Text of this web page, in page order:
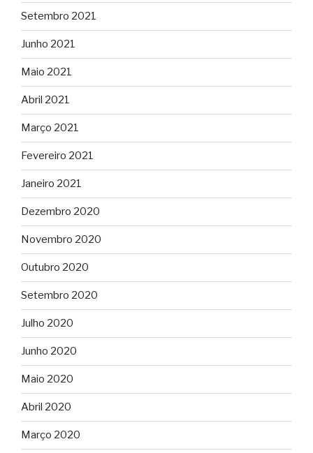
Setembro 2021
Junho 2021
Maio 2021
Abril 2021
Março 2021
Fevereiro 2021
Janeiro 2021
Dezembro 2020
Novembro 2020
Outubro 2020
Setembro 2020
Julho 2020
Junho 2020
Maio 2020
Abril 2020
Março 2020